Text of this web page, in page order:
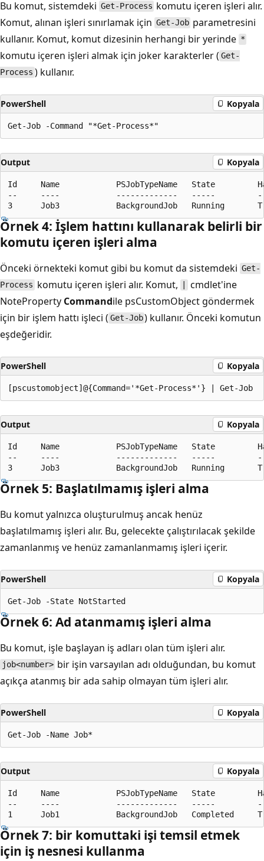
Bu komut, sistemdeki Get-Process komutu içeren işleri alır.
Komut, alınan işleri sınırlamak için Get-Job parametresini
kullanır. Komut, komut dizesinin herhangi bir yerinde *
komutu içeren işleri almak için joker karakterler ( Get-
Process ) kullanır.
PowerShell Kopyala
Output Kopyala
Id     Name            PSJobTypeName   State
--     ----            -------------   -----
Örnek 4: İşlem hattını kullanarak belirli bir
komutu içeren işleri alma
Önceki örnekteki komut gibi bu komut da sistemdeki Get-
Process komutu içeren işleri alır. Komut,
cmdlet'ine
NoteProperty Commandile psCustomObject göndermek
için bir işlem hattı işleci ( Get-Job) kullanır. Önceki komutun
eşdeğeridir.
PowerShell Kopyala
Output Kopyala
Id     Name            PSJobTypeName   State
--     ----            -------------   -----
Örnek 5: Başlatılmamış işleri alma
Bu komut yalnızca oluşturulmuş ancak henüz
başlatılmamış işleri alır. Bu, gelecekte çalıştırılacak şekilde
zamanlanmış ve henüz zamanlanmamış işleri içerir.
PowerShell Kopyala
Örnek 6: Ad atanmamış işleri alma
Bu komut, işle başlayan iş adları olan tüm işleri alır.
job<number> bir işin varsayılan adı olduğundan, bu komut
açıkça atanmış bir ada sahip olmayan tüm işleri alır.
PowerShell Kopyala
Output Kopyala
Id     Name            PSJobTypeName   State
--     ----            -------------   -----
Örnek 7: bir komuttaki işi temsil etmek
için iş nesnesi kullanma